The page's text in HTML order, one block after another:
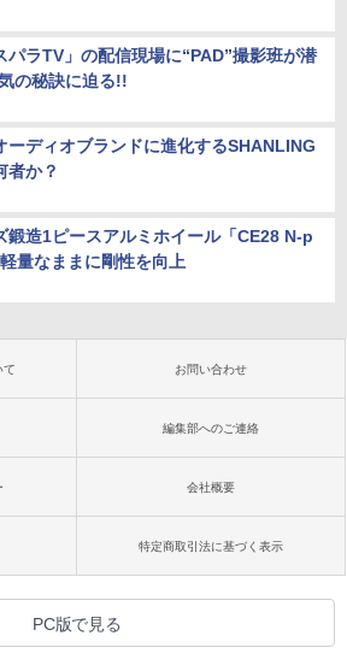
パラTV」の配信現場に“PAD”撮影班が潜
の秘訣に迫る!!
ーディオブランドに進化するSHANLING
者か？
鍛造1ピースアルミホイール「CE28 N-p
量なままに剛性を向上
て お問い合わせ
編集部へのご連絡
会社概要
特定商取引法に基づく表示
PC版で見る